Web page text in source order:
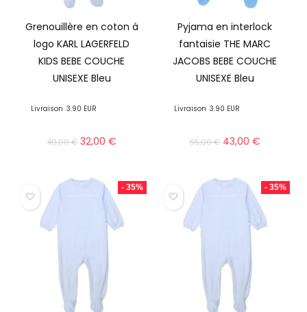
Grenouillère en coton à
logo KARL LAGERFELD
KIDS BEBE COUCHE
UNISEXE Bleu
Livraison 3.90 EUR
49,00€ 32,00€
Pyjama en interlock
fantaisie THE MARC
JACOBS BEBE COUCHE
UNISEXE Bleu
Livraison 3.90 EUR
65,00€ 43,00€
- 35% - 35%